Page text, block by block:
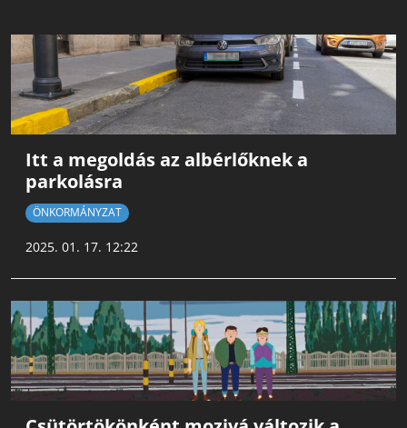
Itt a megoldás az albérlőknek a
parkolásra
ÖNKORMÁNYZAT
2025. 01. 17. 12:22